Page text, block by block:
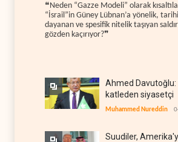
❝Neden “Gazze Modeli” olarak
“İsrail”in Güney Lübnan’a yönelik,
dayanan ve spesifik nitelik taşıyan
gözden kaçırıyor?❞
Ahmed Davutoğlu:
katleden siyasetçi
Muhammed Nureddin
Suudiler,